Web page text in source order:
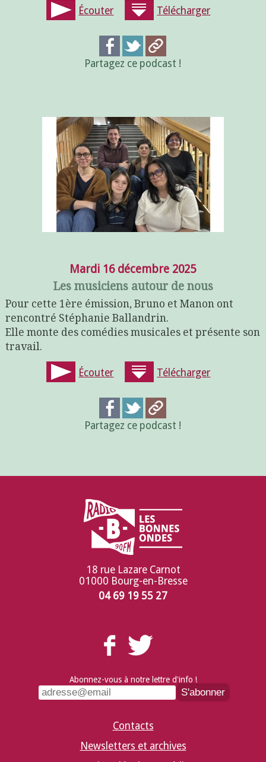
Écouter Télécharger
Partagez ce podcast !
Mardi 16 décembre 2025
Les musiciens autour de nous
Pour cette 1ère émission, Bruno et Manon ont
rencontré Stéphanie Ballandrin.
Elle monte des comédies musicales et présente son
travail.
Écouter Télécharger
Partagez ce podcast !
18 rue Lazare Carnot
01000 Bourg-en-Bresse
04 69 19 55 27
Abonnez-vous à notre lettre d'info !
Contacts
Newsletters et archives